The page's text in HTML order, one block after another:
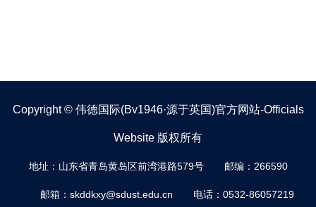
Copyright © 伟德国际(bv1946·源于英国)官方网站-Officials
Website 版权所有
地址：山东省青岛黄岛区前湾港路579号 邮编：266590
邮箱：skddkxy@sdust.edu.cn 电话：0532-86057219